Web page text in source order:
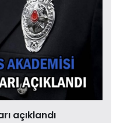
açıklandı